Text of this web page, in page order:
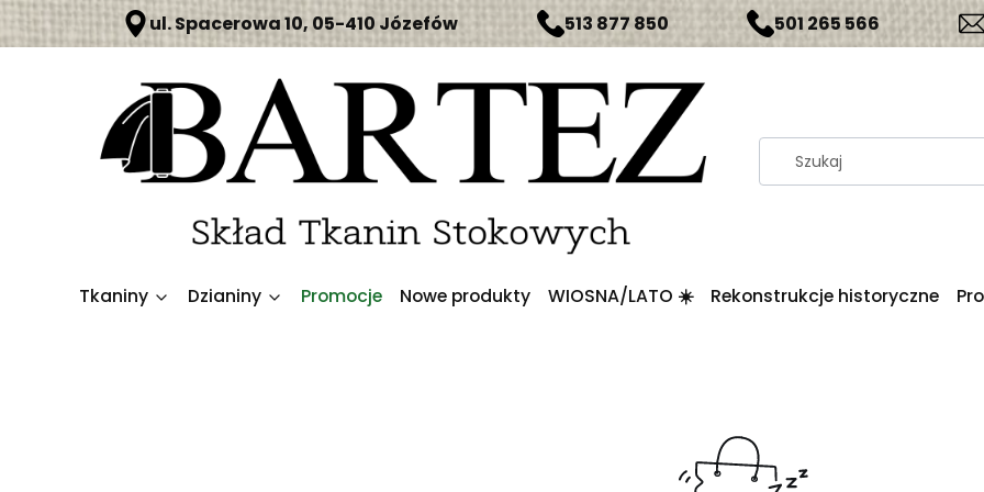
ul. Spacerowa 10, 05-410 Józefów 513 877 850 501 265 566
Tkaniny Dzianiny Promocje Nowe produkty WIOSNA/LATO ☀️ Rekonstrukcje historyczne